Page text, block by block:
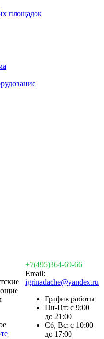
площадок
+7(495)364-69-66
Email:
igrinadache@yandex.ru
График работы
Пн-Пт: с 9:00
до 21:00
Сб, Вс: с 10:00
до 17:00